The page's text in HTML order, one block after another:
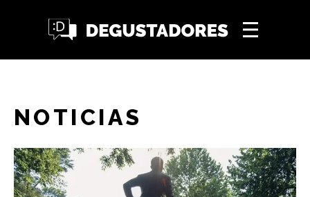
NOTICIAS